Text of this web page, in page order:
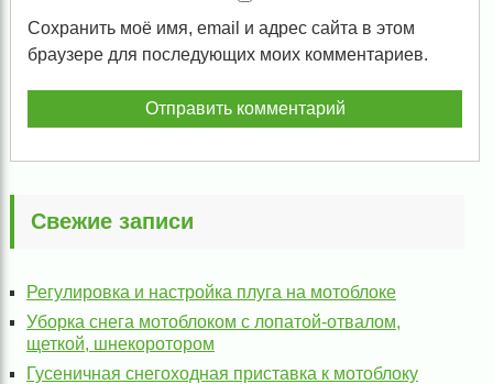
Сохранить моё имя, email и адрес сайта в этом
браузере для последующих моих комментариев.
Свежие записи
Регулировка и настройка плуга на мотоблоке
Уборка снега мотоблоком с лопатой-отвалом,
щеткой, шнекоротором
Гусеничная снегоходная приставка к мотоблоку